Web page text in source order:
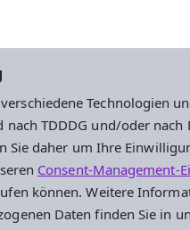
Technologien
TDDDG und/oder nach
daher um Ihre
Consent-Management-
können. Weitere
Daten finden Sie in